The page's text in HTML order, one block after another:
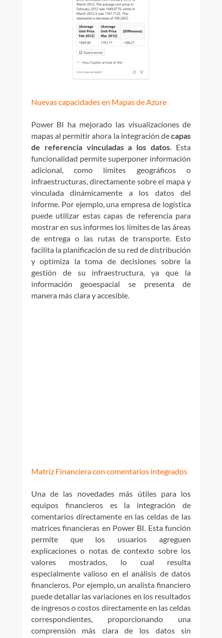
Nuevas capacidades en Mapas de Azure
Power BI ha mejorado las visualizaciones de
mapas al permitir ahora la integración decapas
de referencia vinculadas a los datos. Esta
funcionalidad permite superponer información
adicional, como límites geográficos o
infraestructuras, directamente sobre el mapa y
vinculada dinámicamente a los datos del
informe. Por ejemplo, una empresa de logística
puede utilizar estas capas de referencia para
mostrar en sus informes los límites de las áreas
de entrega o las rutas de transporte. Esto
facilita la planificación de su red de distribución
y optimiza la toma de decisiones sobre la
gestión de su infraestructura, ya que la
información geoespacial se presenta de
manera más clara y accesible.
Matriz Financiera con comentarios integrados
Una de las novedades más útiles para los
equipos financieros es la integración de
comentarios directamente en las celdas de las
matrices financieras en Power BI. Esta función
permite que los usuarios agreguen
explicaciones o notas de contexto sobre los
valores mostrados, lo cual resulta
especialmente valioso en el análisis de datos
financieros. Por ejemplo, un analista financiero
puede detallar las variaciones en los resultados
de ingresos o costos directamente en las celdas
correspondientes, proporcionando una
comprensión más clara de los datos sin